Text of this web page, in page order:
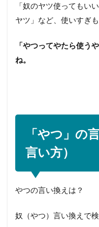
「奴のヤツ使ってもい
ヤツ」など、使いすぎ
「やつってやたら使う
ね。
「やつ」の
言い方）
やつの言い換えは？
奴（やつ）言い換えで